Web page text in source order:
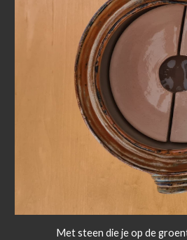
Met steen die je op de